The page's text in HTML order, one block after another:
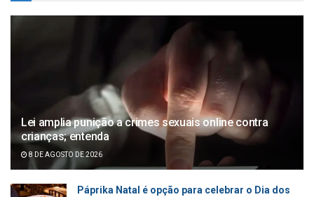
Lei amplia punição a crimes sexuais online contra
crianças; entenda
8 DE AGOSTO DE 2026
Páprika Natal é opção para celebrar o Dia dos